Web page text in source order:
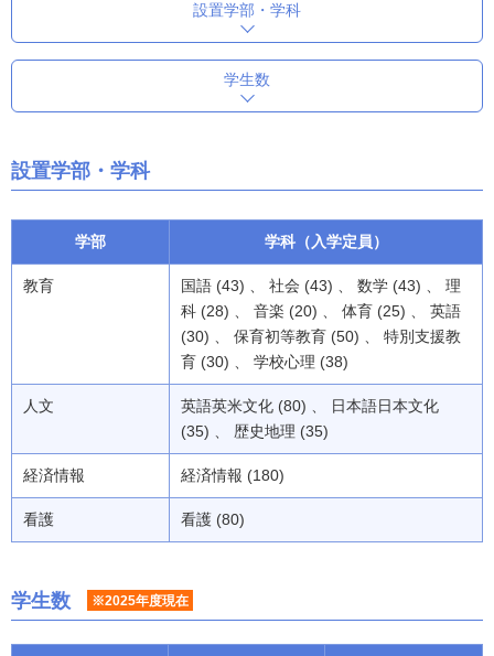
設置学部・学科
学生数
設置学部・学科
学部 学科（入学定員）
教育
国語 (43) 、 社会 (43) 、 数学 (43) 、 理
科 (28) 、 音楽 (20) 、 体育 (25) 、 英語
(30) 、 保育初等教育 (50) 、 特別支援教
育 (30) 、 学校心理 (38)
人文
英語英米文化 (80) 、 日本語日本文化
(35) 、 歴史地理 (35)
経済情報 経済情報 (180)
看護 看護 (80)
学生数 ※2025年度現在